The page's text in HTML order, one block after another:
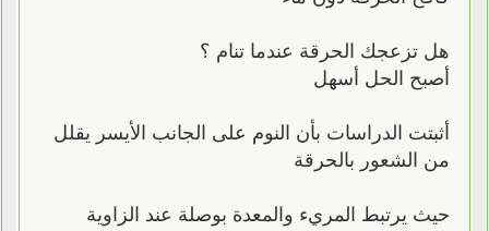
هل تزعجك الحرقة عندما تنام ؟
أصبح الحل أسهل
أثبتت الدراسات بأن النوم على الجانب الأيسر يقلل
من الشعور بالحرقة
حيث يرتبط المريء والمعدة بوصلة عند الزاوية